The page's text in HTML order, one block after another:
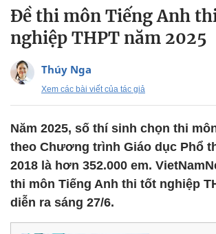
Đề thi môn Tiếng Anh
nghiệp THPT năm 2025
Thúy Nga
Xem các bài viết của tác giả
Năm 2025, số thí sinh chọn thi
theo Chương trình Giáo dục Phổ
2018 là hơn 352.000 em.
thi môn Tiếng Anh thi tốt nghiệp
diễn ra sáng 27/6.